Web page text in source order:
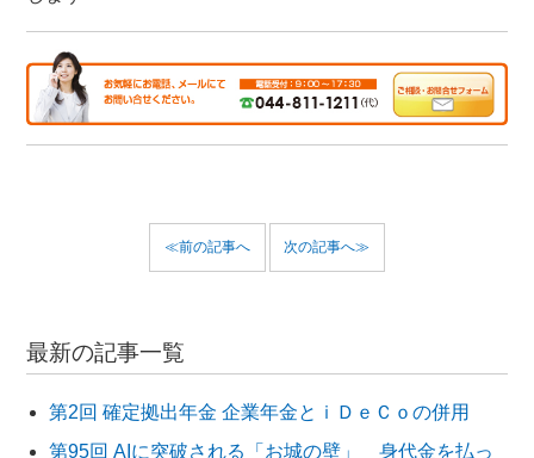
≪前の記事へ 次の記事へ≫
最新の記事一覧
第2回 確定拠出年金 企業年金とｉＤｅＣｏの併用
第95回 AIに突破される「お城の壁」 身代金を払っ